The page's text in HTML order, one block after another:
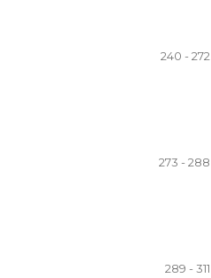
240 - 272
273 - 288
289 - 311